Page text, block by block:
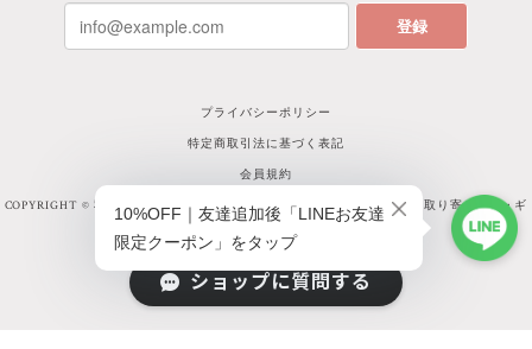
登録
プライバシーポリシー
特定商取引法に基づく表記
会員規約
COPYRIGHT © 秋田イイモノ online shop｜選び抜かれた秋田県産品のお取り寄せ通販・ギ
フトサイト
ショップに質問する